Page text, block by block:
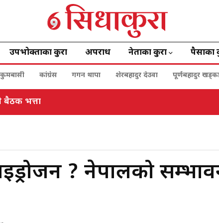
उपभोक्ताका कुरा अपराध नेताका कुरा पैसाका
कांग्रेस गगन थापा शेरबहादुर देउवा पूर्णबहादुर
बैठक भत्ता
? नेपालको